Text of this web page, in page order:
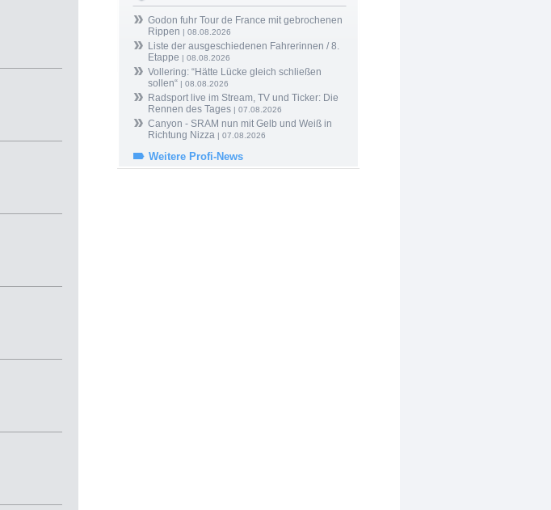
Godon fuhr Tour de France mit gebrochenen
Rippen | 08.08.2026
Liste der ausgeschiedenen Fahrerinnen / 8.
Etappe | 08.08.2026
Vollering: “Hätte Lücke gleich schließen
sollen“ | 08.08.2026
Radsport live im Stream, TV und Ticker: Die
Rennen des Tages | 07.08.2026
Canyon - SRAM nun mit Gelb und Weiß in
Richtung Nizza | 07.08.2026
Weitere Profi-News